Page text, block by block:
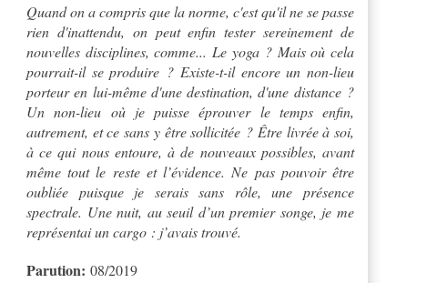
Quand on a compris que la norme, c'est qu'il ne se passe
rien d'inattendu, on peut enfin tester sereinement de
nouvelles disciplines, comme... Le yoga ? Mais où cela
pourrait-il se produire ? Existe-t-il encore un non-lieu
porteur en lui-même d'une destination, d'une distance ?
Un non-lieu où je puisse éprouver le temps enfin,
autrement, et ce sans y être sollicitée ? Être livrée à soi,
à ce qui nous entoure, à de nouveaux possibles, avant
même tout le reste et l’évidence. Ne pas pouvoir être
oubliée puisque je serais sans rôle, une présence
spectrale. Une nuit, au seuil d’un premier songe, je me
représentai un cargo : j’avais trouvé.
Parution: 08/2019